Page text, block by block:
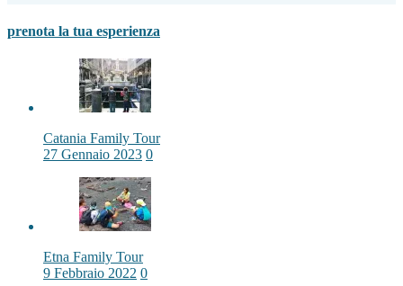
prenota la tua esperienza
Catania Family Tour
27 Gennaio 2023 0
Etna Family Tour
9 Febbraio 2022 0